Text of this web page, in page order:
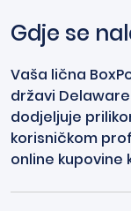
Gdje se
Vaša lična
državi
dodjeljuje
korisničkom
online kupovine